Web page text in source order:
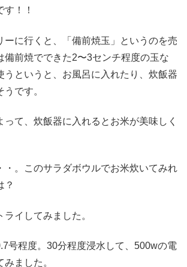
！！
ーに行くと、「備前焼玉」というのを売
備前焼でできた2〜3センチ程度の玉な
うというと、お風呂に入れたり、炊飯器
です。
って、炊飯器に入れるとお米が美味しく
・。このサラダボウルでお米炊いてみれ
？
イしてみました。
号程度。30分程度浸水して、500wの電
ました。